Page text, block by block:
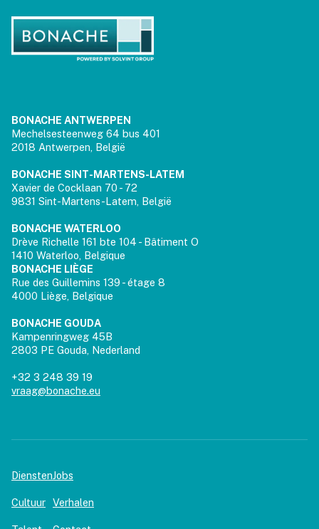
BONACHE ANTWERPEN
Mechelsesteenweg 64 bus 401
2018 Antwerpen, België
BONACHE SINT-MARTENS-LATEM
Xavier de Cocklaan 70 - 72
9831 Sint-Martens-Latem, België
BONACHE WATERLOO
Drève Richelle 161 bte 104 - Bâtiment O
1410 Waterloo, Belgique
BONACHE LIÈGE
Rue des Guillemins 139 - étage 8
4000 Liège, Belgique
BONACHE GOUDA
Kampenringweg 45B
2803 PE Gouda, Nederland
+32 3 248 39 19
vraag@bonache.eu
Diensten
Cultuur
Jobs
Verhalen